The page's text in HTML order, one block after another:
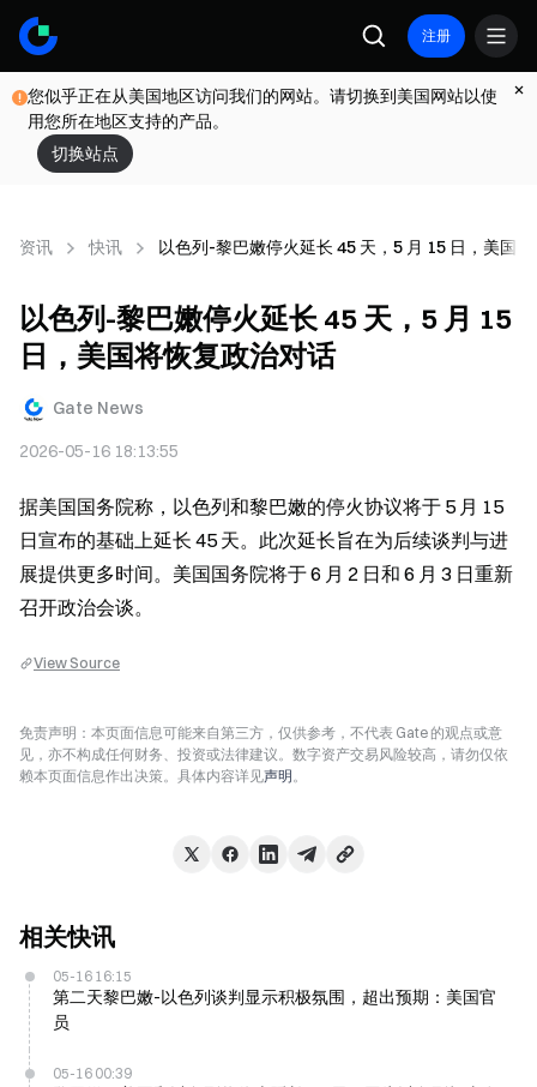
注册
您似乎正在从美国地区访问我们的网站。请切换到美国网站以使
用您所在地区支持的产品。
切换站点
资讯 快讯 以色列-黎巴嫩停火延长 45 天，5 月 15 日，美国
以色列-黎巴嫩停火延长 45 天，5 月 15
日，美国将恢复政治对话
Gate News
2026-05-16 18:13:55
据美国国务院称，以色列和黎巴嫩的停火协议将于 5 月 15
日宣布的基础上延长 45 天。此次延长旨在为后续谈判与进
展提供更多时间。美国国务院将于 6 月 2 日和 6 月 3 日重新
召开政治会谈。
View Source
免责声明：本页面信息可能来自第三方，仅供参考，不代表 Gate 的观点或意
见，亦不构成任何财务、投资或法律建议。数字资产交易风险较高，请勿仅依
赖本页面信息作出决策。具体内容详见声明。
相关快讯
05-16 16:15
第二天黎巴嫩-以色列谈判显示积极氛围，超出预期：美国官
员
05-16 00:39